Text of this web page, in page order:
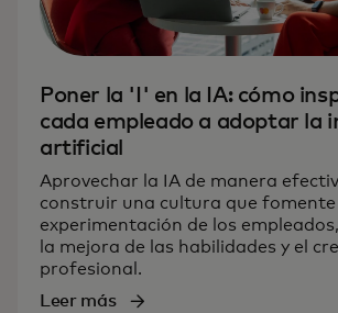
Poner la 'I' en la IA: cómo
cada empleado a adoptar la
artificial
Aprovechar la IA de manera
construir una cultura que fomente
experimentación de los
la mejora de las habilidades y el
profesional.
Leer más